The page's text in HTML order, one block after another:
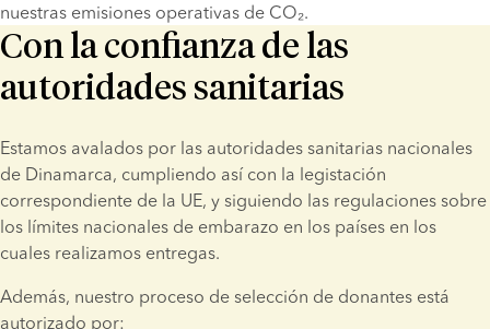
nuestras emisiones operativas de CO₂.
Con la confianza de las
autoridades sanitarias
Estamos avalados por las autoridades sanitarias nacionales
de Dinamarca, cumpliendo así con la legistación
correspondiente de la UE, y siguiendo las regulaciones sobre
los límites nacionales de embarazo en los países en los
cuales realizamos entregas.
Además, nuestro proceso de selección de donantes está
autorizado por: